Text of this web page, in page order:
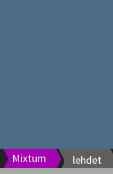
Mixtum lehdet